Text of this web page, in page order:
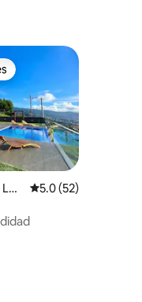
Calificación
5.0 (52)